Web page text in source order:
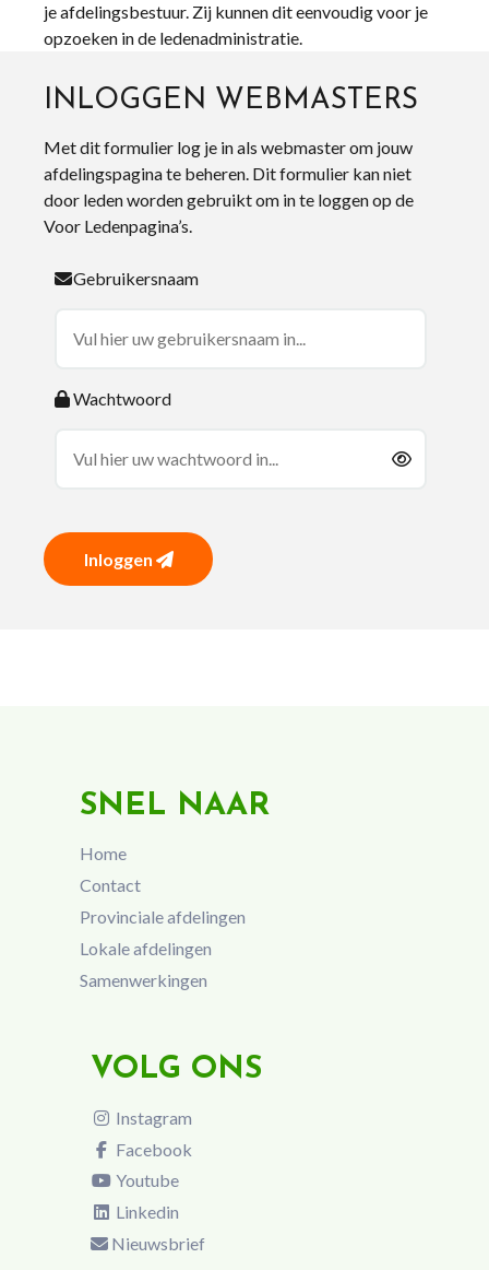
je afdelingsbestuur. Zij kunnen dit eenvoudig voor je
opzoeken in de ledenadministratie.
INLOGGEN WEBMASTERS
Met dit formulier log je in als webmaster om jouw
afdelingspagina te beheren. Dit formulier kan niet
door leden worden gebruikt om in te loggen op de
Voor Ledenpagina’s.
Gebruikersnaam
Wachtwoord
Inloggen
SNEL NAAR
Home
Contact
Provinciale afdelingen
Lokale afdelingen
Samenwerkingen
VOLG ONS
Instagram
Facebook
Youtube
Linkedin
Nieuwsbrief